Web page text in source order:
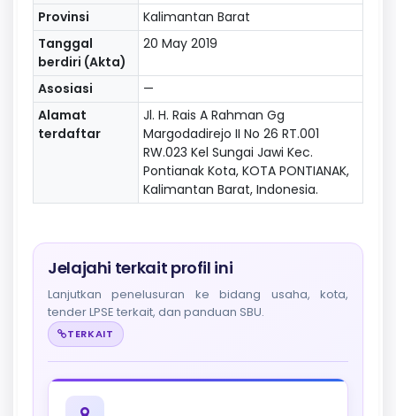
Provinsi
Kalimantan Barat
Tanggal
berdiri (Akta)
20 May 2019
Asosiasi
—
Alamat
terdaftar
Jl. H. Rais A Rahman Gg
Margodadirejo II No 26 RT.001
RW.023 Kel Sungai Jawi Kec.
Pontianak Kota, KOTA PONTIANAK,
Kalimantan Barat, Indonesia.
Jelajahi terkait profil ini
Lanjutkan penelusuran ke bidang usaha, kota,
tender LPSE terkait, dan panduan SBU.
TERKAIT